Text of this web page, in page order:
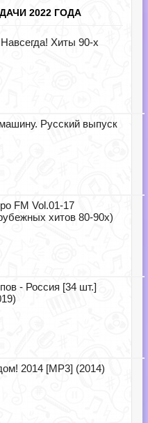
2022 ГОДА
Хиты 90-х
Русский выпуск
FM Vol.01-17
хитов 80-90х)
- Россия [34 шт.]
2014 [MP3] (2014)